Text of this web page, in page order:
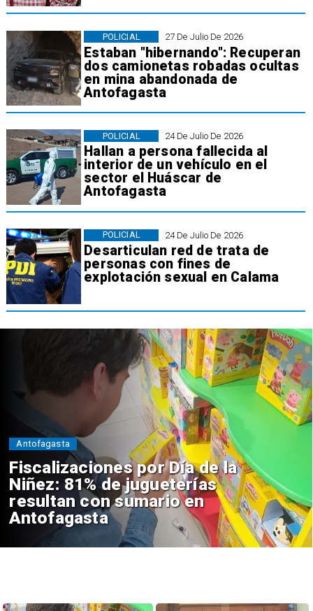
27 De Julio De 2026
Estaban "hibernando": Recuperan
dos camionetas robadas ocultas
en mina abandonada de
Antofagasta
POLICIAL
24 De Julio De 2026
Hallan a persona fallecida al
interior de un vehículo en el
sector el Huáscar de
Antofagasta
POLICIAL
24 De Julio De 2026
Desarticulan red de trata de
personas con fines de
explotación sexual en Calama
POLICIAL
Fiscalizaciones por Día de la
Niñez: 81% de jugueterías
resultan con sumario en
Antofagasta
Antofagasta